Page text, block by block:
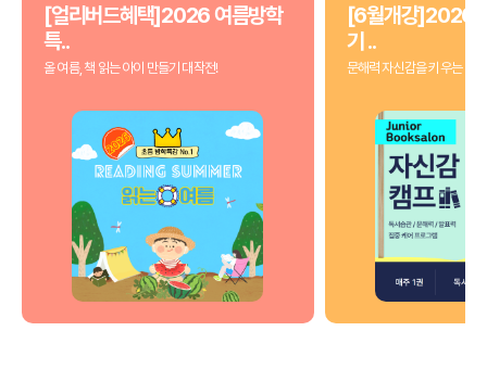
[얼리버드혜택]2026 여름방학
특..
올 여름, 책 읽는 아이 만들기 대작전!
[6월개강]2026
기 ..
문해력 자신감을 키우는 3개